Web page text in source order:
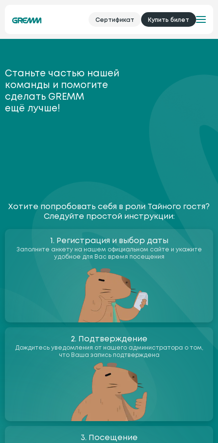
Сертификат Купить билет
Станьте частью нашей
команды и помогите
сделать GREMM
ещё лучше!
Хотите попробовать себя в роли Тайного гостя?
Следуйте простой инструкции:
1. Регистрация и выбор даты
Заполните анкету на нашем официальном сайте и укажите
удобное для Вас время посещения
2. Подтверждение
Дождитесь уведомления от нашего администратора о том,
что Ваша запись подтверждена
3. Посещение